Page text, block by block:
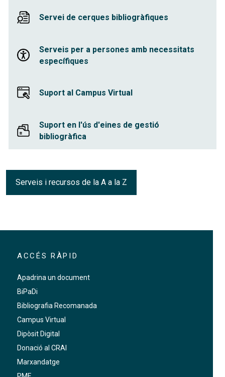
Servei de cerques bibliogràfiques
Serveis per a persones amb necessitats
específiques
Suport al Campus Virtual
Suport en l'ús d'eines de gestió
bibliogràfica
Serveis i recursos de la A a la Z
ACCÉS RÀPID
Apadrina un document
BiPaDi
Bibliografia Recomanada
Campus Virtual
Dipòsit Digital
Donació al CRAI
Marxandatge